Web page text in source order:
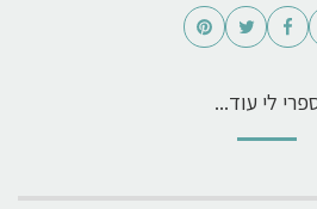
לי עוד...